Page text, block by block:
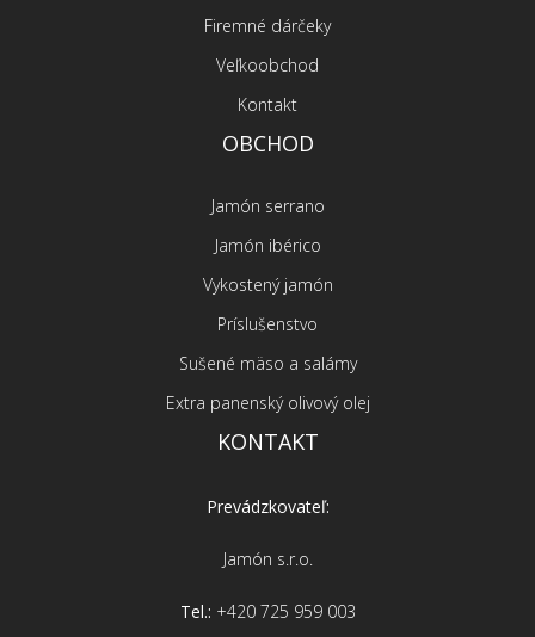
Firemné dárčeky
Veľkoobchod
Kontakt
OBCHOD
Jamón serrano
Jamón ibérico
Vykostený jamón
Príslušenstvo
Sušené mäso a salámy
Extra panenský olivový olej
KONTAKT
Prevádzkovateľ:
Jamón s.r.o.
Tel.: +420 725 959 003